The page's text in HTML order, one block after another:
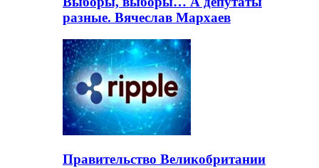
разные. Вячеслав Мархаев
Правительство Великобритании